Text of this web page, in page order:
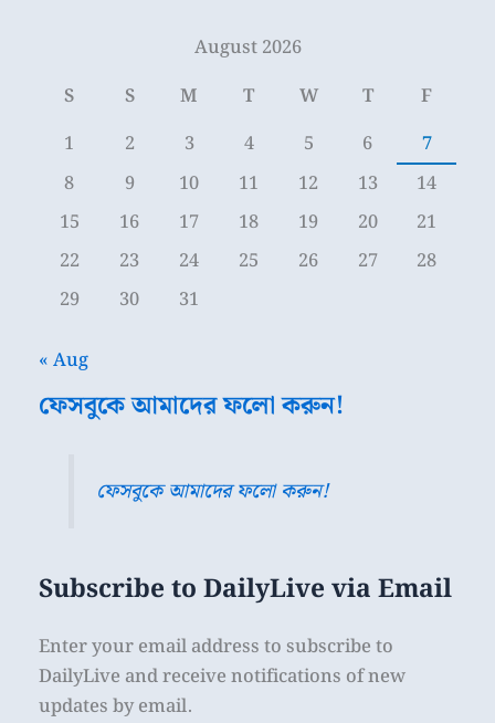
August 2026
S
S M T W T
F
1
2 3 4 5 6
7
8
9 10 11 12 13
14
15
16 17 18 19 20
21
22
23 24 25 26 27
28
29
30 31
« Aug
ফেসবুকে আমাদের ফলো করুন!
ফেসবুকে আমাদের ফলো করুন!
Subscribe to DailyLive via Email
Enter your email address to subscribe to
DailyLive and receive notifications of new
updates by email.